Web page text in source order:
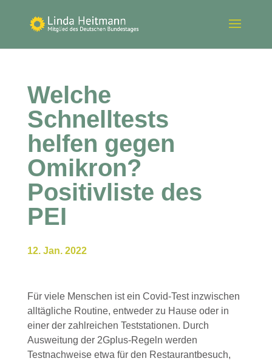
Welche
Schnelltests
helfen gegen
Omikron?
Positivliste des
PEI
12. Jan. 2022
Für viele Menschen ist ein Covid-Test inzwischen
alltägliche Routine, entweder zu Hause oder in
einer der zahlreichen Teststationen. Durch
Ausweitung der 2Gplus-Regeln werden
Testnachweise etwa für den Restaurantbesuch,